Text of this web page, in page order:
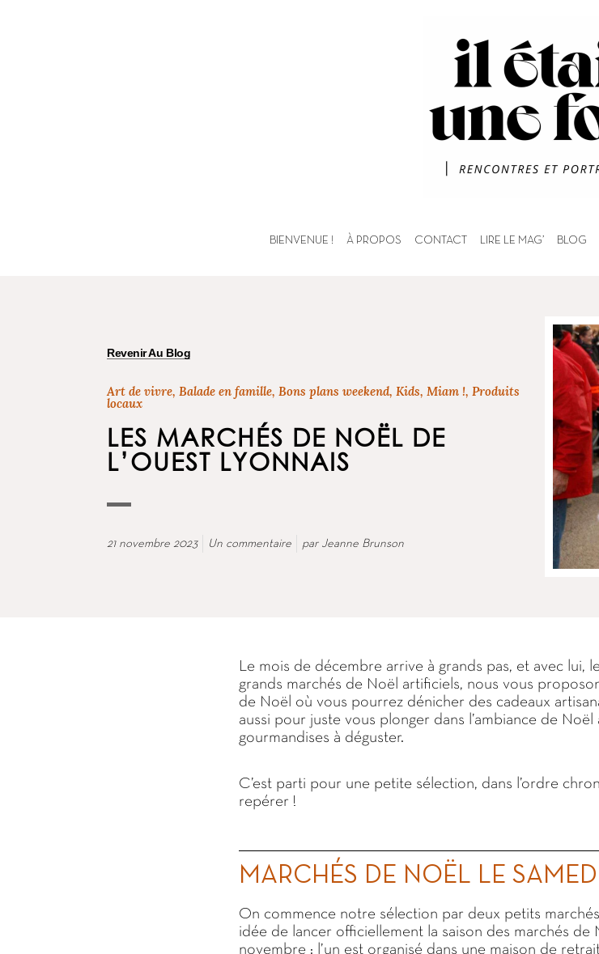
BIENVENUE ! À PROPOS CONTACT LIRE LE MAG’ BLOG
Revenir Au Blog
Art de vivre, Balade en famille, Bons plans weekend, Kids, Miam !, Produits
locaux
LES MARCHÉS DE NOËL DE
L’OUEST LYONNAIS
21 novembre 2023 Un commentaire par Jeanne Brunson
Le mois de décembre arrive à grands pas, et avec lui,
grands marchés de Noël artificiels, nous vous
de Noël où vous pourrez dénicher des cadeaux
aussi pour juste vous plonger dans l’ambiance de Noël
gourmandises à déguster.
C’est parti pour une petite sélection, dans l’ordre
repérer !
MARCHÉS DE NOËL LE
On commence notre sélection par deux petits
idée de lancer officiellement la saison des marchés
novembre : l’un est organisé dans une maison de